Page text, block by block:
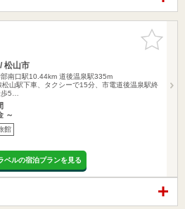
お気に入
りに追加
松山市
南口駅10.44km 道後温泉駅335m
松山駅下車、タクシーで15分、市電道後温泉駅終
5…
～
館
ベルの宿泊プランを見る